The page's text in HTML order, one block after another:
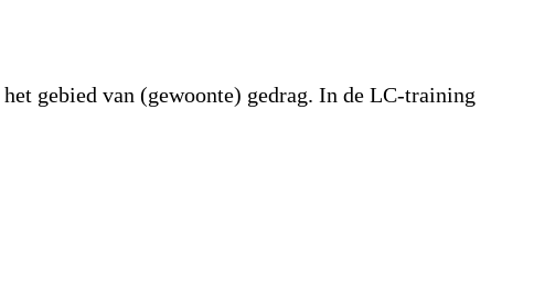
gebied van (gewoonte) gedrag. In de LC-training